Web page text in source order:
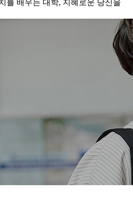
를 배우는 대학, 지혜로운 당신을